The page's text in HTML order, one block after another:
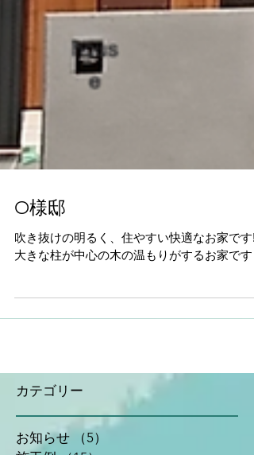
O様邸
吹き抜けの明るく、住やすい快適なお家です‼
カテゴリー